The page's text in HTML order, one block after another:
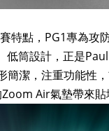
特點，PG1專為攻
低筒設計，正是
潔，注重功能性
Air氣墊帶來貼